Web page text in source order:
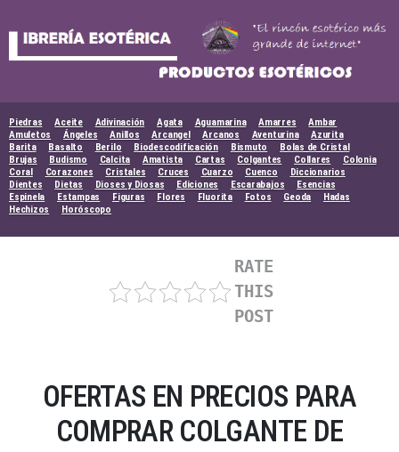
Piedras Aceite Adivinación Agata Aguamarina Amarres
Ambar
Amuletos
Ángeles Anillos Arcangel Arcanos Aventurina
Azurita
Barita
Basalto Berilo Biodescodificación Bismuto
Bolas de Cristal
Brujas
Budismo Calcita Amatista Cartas Colgantes Collares
Colonia
Coral
Corazones Cristales Cruces Cuarzo Cuenco
Diccionarios
Dientes
Dietas Dioses y Diosas Ediciones Escarabajos
Esencias
Espinela
Estampas Figuras Flores Fluorita Fotos Geoda
Hadas
Hechizos
Horóscopo
RATE
THIS
POST
OFERTAS EN PRECIOS PARA
COMPRAR COLGANTE DE